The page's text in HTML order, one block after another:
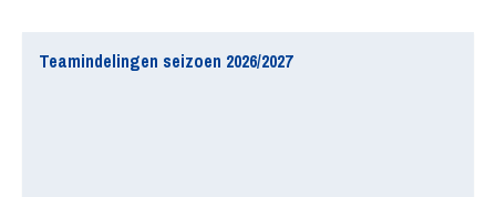
Teamindelingen seizoen 2026/2027